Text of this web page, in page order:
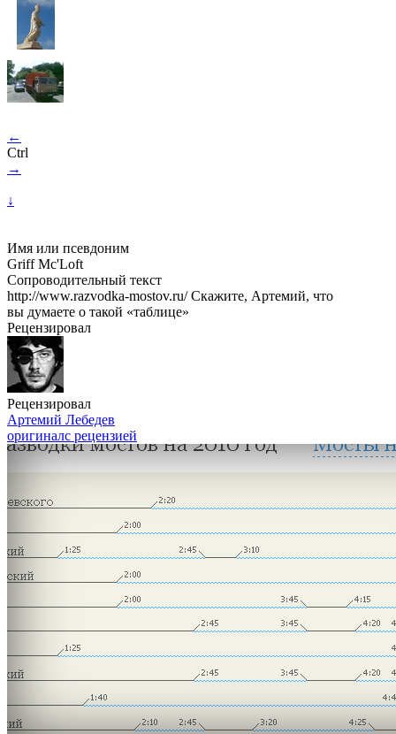
←
Ctrl
→
↓
Имя или псевдоним
Griff Mc'Loft
Сопроводительный текст
http://www.razvodka-mostov.ru/ Скажите, Артемий, что
вы думаете о такой «таблице»
Рецензировал
Рецензировал
Артемий Лебедев
оригиналс рецензией